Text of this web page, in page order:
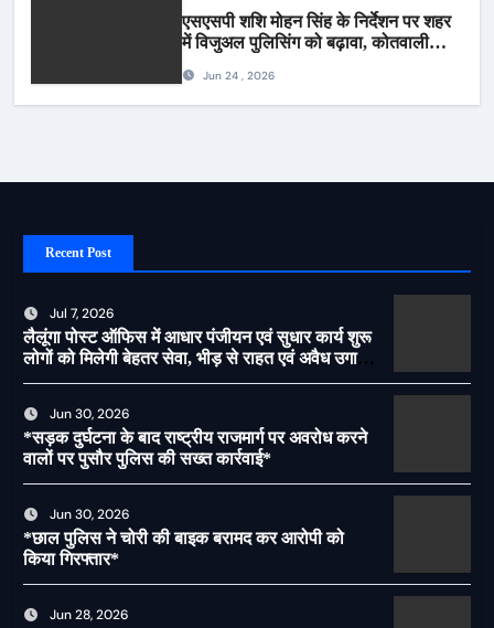
एसएसपी शशि मोहन सिंह के निर्देशन पर शहर
में विजुअल पुलिसिंग को बढ़ावा, कोतवाली
Jun 24 , 2026
Recent Post
Jul 7, 2026
लैलूंगा पोस्ट ऑफिस में आधार पंजीयन एवं सुधार कार्य शुरू
लोगों को मिलेगी बेहतर सेवा, भीड़ से राहत एवं अवैध उगाही
पर लगेगी रोक
Jun 30, 2026
*सड़क दुर्घटना के बाद राष्ट्रीय राजमार्ग पर अवरोध करने
वालों पर पुसौर पुलिस की सख्त कार्रवाई*
Jun 30, 2026
*छाल पुलिस ने चोरी की बाइक बरामद कर आरोपी को
किया गिरफ्तार*
Jun 28, 2026